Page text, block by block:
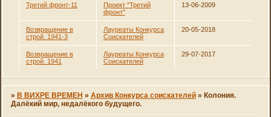
Третий фронт-11
Проект "Третий
фронт"
13-06-2009
Возвращение в
строй. 1941-3
Лауреаты Конкурса
Соискателей
20-05-2018
Возвращение в
строй. 1941
Лауреаты Конкурса
Соискателей
29-07-2017
» В ВИХРЕ ВРЕМЕН » Архив Конкурса соискателей » Колония.
Далёкий мир, недалёкого будущего.